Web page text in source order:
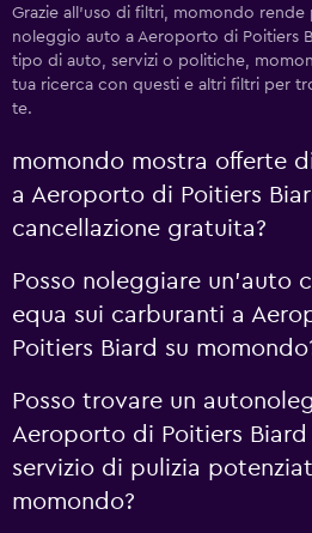
Grazie all'uso di filtri, momondo
noleggio auto a Aeroporto di Poitiers
tipo di auto, servizi o politiche,
tua ricerca con questi e altri filtri per
te.
momondo mostra offerte
a Aeroporto di Poitiers
cancellazione gratuita?
Posso noleggiare un'auto
equa sui carburanti a
Poitiers Biard su
Posso trovare un
Aeroporto di Poitiers Biard
servizio di pulizia
momondo?